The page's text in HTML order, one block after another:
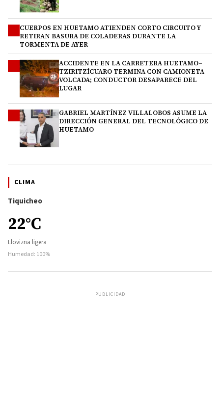
CUERPOS EN HUETAMO ATIENDEN CORTO CIRCUITO Y
RETIRAN BASURA DE COLADERAS DURANTE LA
TORMENTA DE AYER
ACCIDENTE EN LA CARRETERA HUETAMO–
TZIRITZÍCUARO TERMINA CON CAMIONETA
VOLCADA; CONDUCTOR DESAPARECE DEL
LUGAR
GABRIEL MARTÍNEZ VILLALOBOS ASUME LA
DIRECCIÓN GENERAL DEL TECNOLÓGICO DE
HUETAMO
CLIMA
Tiquicheo
22°C
Llovizna ligera
Humedad: 100%
PUBLICIDAD